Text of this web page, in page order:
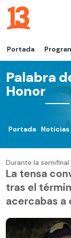
Portada
Palabra
Honor
Portada Noticias
Durante la semifinal
La tensa
tras el
acercabas a